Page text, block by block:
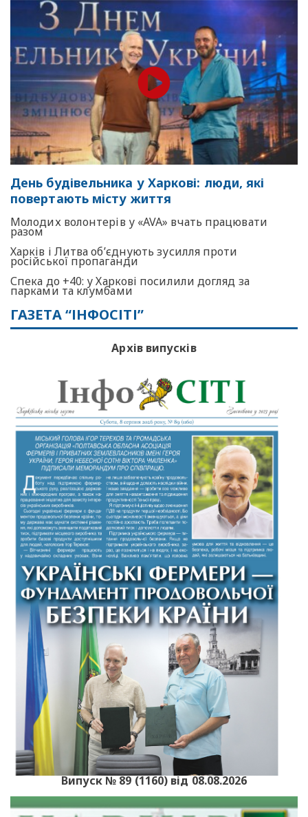
День будівельника у Харкові: люди, які
повертають місту життя
Молодих волонтерів у «AVA» вчать працювати
разом
Харків і Литва об’єднують зусилля проти
російської пропаганди
Спека до +40: у Харкові посилили догляд за
парками та клумбами
ГАЗЕТА “ІНФОСІТІ”
Архів випусків
Випуск № 89 (1160) від 08.08.2026